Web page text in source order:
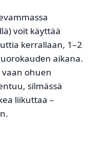
voit käyttää
kerrallaan, 1–2
aikana.
ohuen
silmässä
liikuttaa –